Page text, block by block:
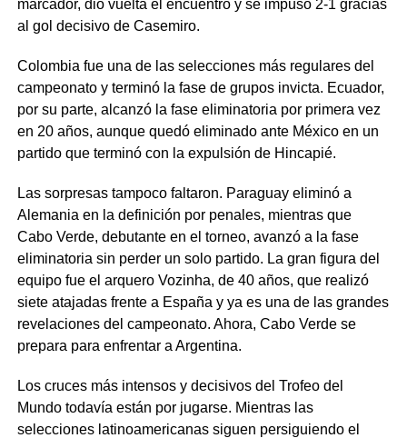
marcador, dio vuelta el encuentro y se impuso 2-1 gracias
al gol decisivo de Casemiro.
Colombia fue una de las selecciones más regulares del
campeonato y terminó la fase de grupos invicta. Ecuador,
por su parte, alcanzó la fase eliminatoria por primera vez
en 20 años, aunque quedó eliminado ante México en un
partido que terminó con la expulsión de Hincapié.
Las sorpresas tampoco faltaron. Paraguay eliminó a
Alemania en la definición por penales, mientras que
Cabo Verde, debutante en el torneo, avanzó a la fase
eliminatoria sin perder un solo partido. La gran figura del
equipo fue el arquero Vozinha, de 40 años, que realizó
siete atajadas frente a España y ya es una de las grandes
revelaciones del campeonato. Ahora, Cabo Verde se
prepara para enfrentar a Argentina.
Los cruces más intensos y decisivos del Trofeo del
Mundo todavía están por jugarse. Mientras las
selecciones latinoamericanas siguen persiguiendo el